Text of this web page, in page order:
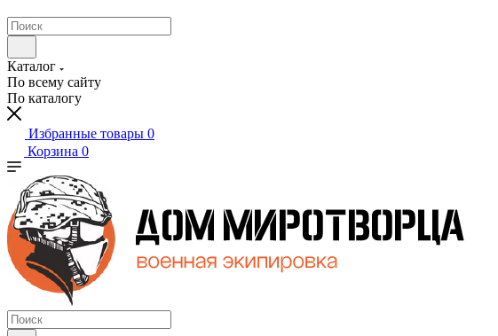
Каталог
По всему сайту
По каталогу
Избранные товары 0
Корзина 0